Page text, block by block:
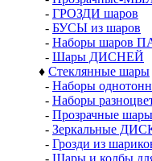
- ГРОЗДИ шаров
- БУСЫ из шаров
- Наборы шаров
- Шары ДИСНЕЙ
♦ Стеклянные шары
- Наборы
- Наборы
- Прозрачные
- Зеркальные
- Грозди из
- Шары и колбы